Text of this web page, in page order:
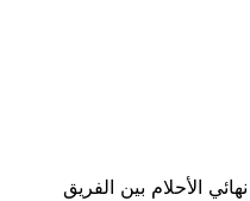
الأحلام بين الفريق